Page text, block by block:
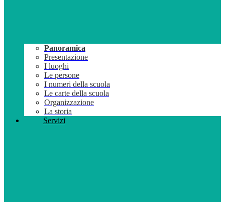
Panoramica
Presentazione
I luoghi
Le persone
I numeri della scuola
Le carte della scuola
Organizzazione
La storia
Servizi